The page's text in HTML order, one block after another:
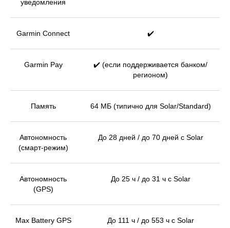
уведомления
Garmin Connect ✔️
Garmin Pay
✔️ (если поддерживается банком/
регионом)
Память 64 МБ (типично для Solar/Standard)
Автономность
(смарт-режим)
До 28 дней / до 70 дней с Solar
Автономность
(GPS)
До 25 ч / до 31 ч с Solar
Max Battery GPS До 111 ч / до 553 ч с Solar